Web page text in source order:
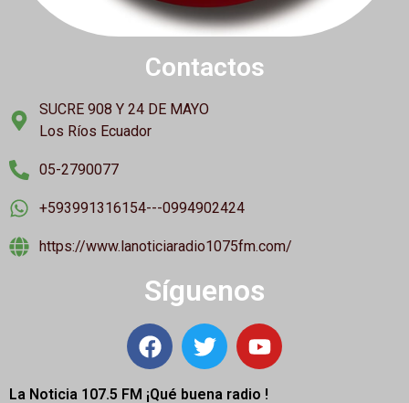
Contactos
SUCRE 908 Y 24 DE MAYO
Los Ríos Ecuador
05-2790077
+593991316154---0994902424
https://www.lanoticiaradio1075fm.com/
Síguenos
La Noticia 107.5 FM ¡Qué buena radio !